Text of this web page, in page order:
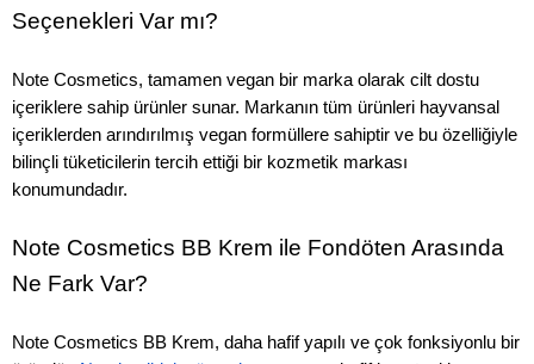
Seçenekleri Var mı?
Note Cosmetics, tamamen vegan bir marka olarak cilt dostu
içeriklere sahip ürünler sunar. Markanın tüm ürünleri hayvansal
içeriklerden arındırılmış vegan formüllere sahiptir ve bu özelliğiyle
bilinçli tüketicilerin tercih ettiği bir kozmetik markası
konumundadır.
Note Cosmetics BB Krem ile Fondöten Arasında
Ne Fark Var?
Note Cosmetics BB Krem, daha hafif yapılı ve çok fonksiyonlu bir